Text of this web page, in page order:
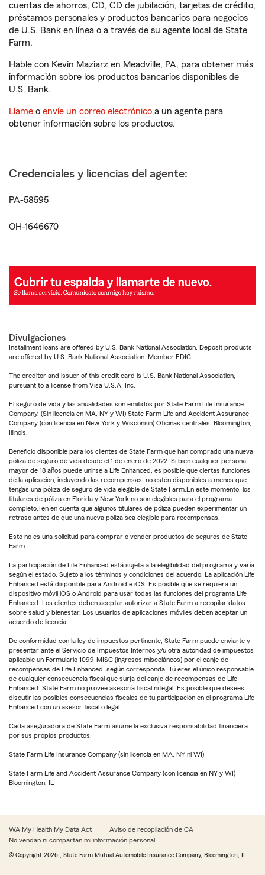
cuentas de ahorros, CD, CD de jubilación, tarjetas de crédito,
préstamos personales y productos bancarios para negocios
de U.S. Bank en línea o a través de su agente local de State
Farm.
Hable con Kevin Maziarz en Meadville, PA, para obtener más
información sobre los productos bancarios disponibles de
U.S. Bank.
Llame o envíe un correo electrónico a un agente para
obtener información sobre los productos.
Credenciales y licencias del agente:
PA-58595
OH-1646670
Divulgaciones
Installment loans are offered by U.S. Bank National Association. Deposit products
are offered by U.S. Bank National Association. Member FDIC.
The creditor and issuer of this credit card is U.S. Bank National Association,
pursuant to a license from Visa U.S.A. Inc.
El seguro de vida y las anualidades son emitidos por State Farm Life Insurance
Company. (Sin licencia en MA, NY y WI) State Farm Life and Accident Assurance
Company (con licencia en New York y Wisconsin) Oficinas centrales, Bloomington,
Illinois.
Beneficio disponible para los clientes de State Farm que han comprado una nueva
póliza de seguro de vida desde el 1 de enero de 2022. Si bien cualquier persona
mayor de 18 años puede unirse a Life Enhanced, es posible que ciertas funciones
de la aplicación, incluyendo las recompensas, no estén disponibles a menos que
tengas una póliza de seguro de vida elegible de State Farm.En este momento, los
titulares de póliza en Florida y New York no son elegibles para el programa
completo.Ten en cuenta que algunos titulares de póliza pueden experimentar un
retraso antes de que una nueva póliza sea elegible para recompensas.
Esto no es una solicitud para comprar o vender productos de seguros de State
Farm.
La participación de Life Enhanced está sujeta a la elegibilidad del programa y varía
según el estado. Sujeto a los términos y condiciones del acuerdo. La aplicación Life
Enhanced está disponible para Android e iOS. Es posible que se requiera un
dispositivo móvil iOS o Android para usar todas las funciones del programa Life
Enhanced. Los clientes deben aceptar autorizar a State Farm a recopilar datos
sobre salud y bienestar. Los usuarios de aplicaciones móviles deben aceptar un
acuerdo de licencia.
De conformidad con la ley de impuestos pertinente, State Farm puede enviarte y
presentar ante el Servicio de Impuestos Internos y/u otra autoridad de impuestos
aplicable un Formulario 1099-MISC (ingresos misceláneos) por el canje de
recompensas de Life Enhanced, según corresponda. Tú eres el único responsable
de cualquier consecuencia fiscal que surja del canje de recompensas de Life
Enhanced. State Farm no provee asesoría fiscal ni legal. Es posible que desees
discutir las posibles consecuencias fiscales de tu participación en el programa Life
Enhanced con un asesor fiscal o legal.
Cada aseguradora de State Farm asume la exclusiva responsabilidad financiera
por sus propios productos.
State Farm Life Insurance Company (sin licencia en MA, NY ni WI)
State Farm Life and Accident Assurance Company (con licencia en NY y WI)
Bloomington, IL
WA My Health My Data Act
Aviso de recopilación de CA
No vendan ni compartan mi información personal
© Copyright 2026 , State Farm Mutual Automobile Insurance Company, Bloomington, IL